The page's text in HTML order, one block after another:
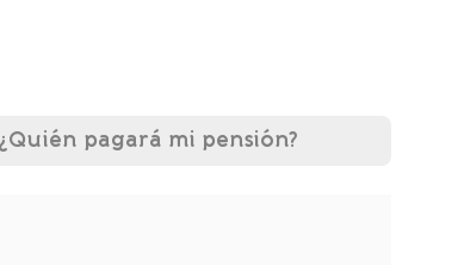
¿Quién pagará mi pensión?